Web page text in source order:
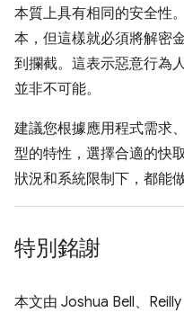
本質上具有相同的安全性
本，但這樣就必須將解密
到攔截。這表示惡意行為
並非不可能。
建議您根據應用程式需求
型的特性，選擇合適的快
狀況和系統限制下，都能
特別銘謝
本文由 Joshua Bell、